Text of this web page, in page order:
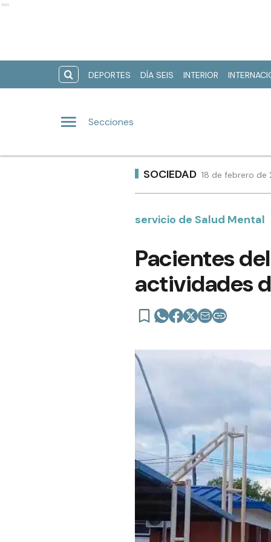
Ads
DEPORTES DÍA SEIS INTERIOR
Secciones
SOCIEDAD 18 de febrero de
servicio de Salud Mental
Pacientes
actividades